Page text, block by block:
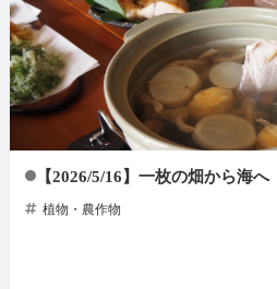
【2026/5/16】一枚の畑から海へ
植物・農作物